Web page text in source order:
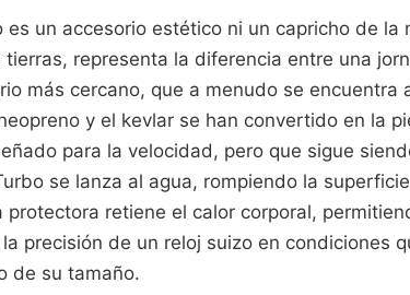
es un accesorio estético ni un capricho de la
tierras, representa la diferencia entre una
más cercano, que a menudo se encuentra
y el kevlar se han convertido en la
para la velocidad, pero que sigue
se lanza al agua, rompiendo la
protectora retiene el calor corporal,
precisión de un reloj suizo en condiciones
de su tamaño.